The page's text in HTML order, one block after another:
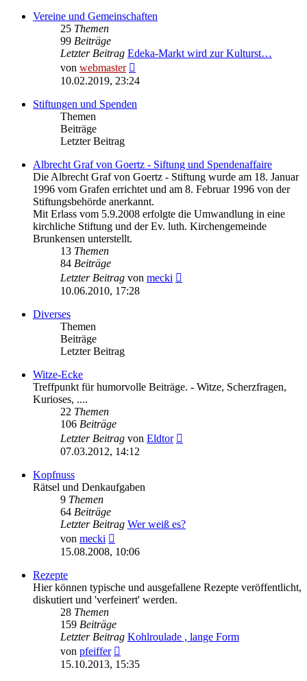
Vereine und Gemeinschaften
25 Themen
99 Beiträge
Letzter Beitrag Edeka-Markt wird zur Kulturst…
von webmaster
Beitrag
10.02.2019, 23:24
Stiftungen und Spenden
Themen
Beiträge
Letzter Beitrag
Albrecht Graf von Goertz - Siftung und Spendenaffaire
Die Albrecht Graf von Goertz - Stiftung wurde am 18. Januar
1996 vom Grafen errichtet und am 8. Februar 1996 von der
Stiftungsbehörde anerkannt.
Mit Erlass vom 5.9.2008 erfolgte die Umwandlung in eine
kirchliche Stiftung und der Ev. luth. Kirchengemeinde
Brunkensen unterstellt.
13 Themen
84 Beiträge
Letzter Beitrag von mecki
10.06.2010, 17:28
Diverses
Themen
Beiträge
Letzter Beitrag
Witze-Ecke
Treffpunkt für humorvolle Beiträge. - Witze, Scherzfragen,
Kurioses, ....
22 Themen
106 Beiträge
Letzter Beitrag von Eldtor
07.03.2012, 14:12
Kopfnuss
Rätsel und Denkaufgaben
9 Themen
64 Beiträge
Letzter Beitrag Wer weiß es?
von mecki
Beitrag
15.08.2008, 10:06
Rezepte
Hier können typische und ausgefallene Rezepte veröffentlicht,
diskutiert und 'verfeinert' werden.
28 Themen
159 Beiträge
Letzter Beitrag Kohlroulade , lange Form
von pfeiffer
Beitrag
15.10.2013, 15:35